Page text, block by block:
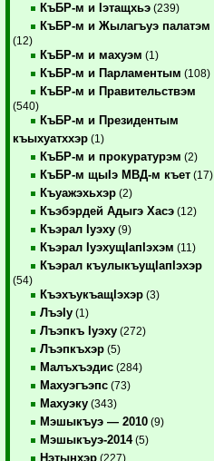
КъБР-м и Iэтащхьэ (239)
КъБР-м и Жылагъуэ палатэм
(12)
КъБР-м и махуэм (1)
КъБР-м и Парламентым (108)
КъБР-м и Правительствэм
(540)
КъБР-м и Президентым
къыхуатххэр (1)
КъБР-м и прокуратурэм (2)
КъБР-м щыIэ МВД-м къет (17)
Къуажэхьхэр (2)
Къэбэрдей Адыгэ Хасэ (12)
Къэрал Iуэху (9)
Къэрал IуэхущIапIэхэм (11)
Къэрал къулыкъущIапIэхэр
(54)
КъэхъукъащIэхэр (3)
ЛъэIу (1)
Лъэпкъ Iуэху (272)
Лъэпкъхэр (5)
Малъхъэдис (284)
Махуэгъэпс (73)
Махуэку (343)
Мэшыкъуэ — 2010 (9)
Мэшыкъуэ-2014(5)
Нэтынхэр (227)